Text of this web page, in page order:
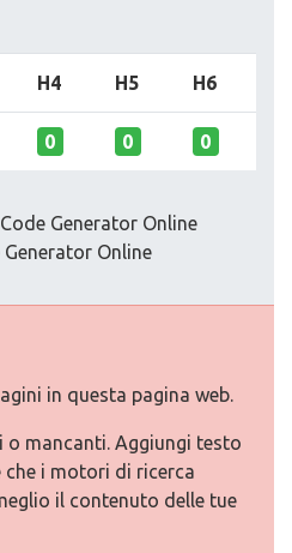
H4 H5 H6
0 0 0
Generator Online
Generator Online
in questa pagina web.
mancanti. Aggiungi testo
i motori di ricerca
il contenuto delle tue